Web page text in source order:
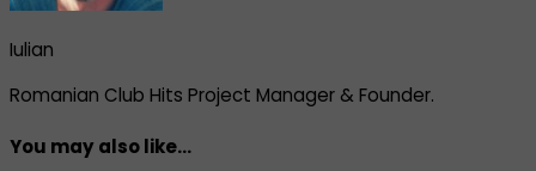
Iulian
Romanian Club Hits Project Manager & Founder.
You may also like...